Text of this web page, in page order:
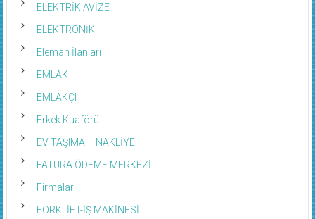
ELEKTRİK AVİZE
ELEKTRONİK
Eleman İlanları
EMLAK
EMLAKÇI
Erkek Kuaförü
EV TAŞIMA – NAKLİYE
FATURA ÖDEME MERKEZİ
Firmalar
FORKLİFT-İŞ MAKİNESİ